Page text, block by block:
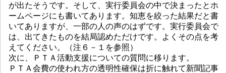
が出たそうです。そして、実行委員会の中で決まったとホ
ームページにも書いてあります。知恵を絞った結果だと書
いてありますが、一部の人の声のはずです。実行委員会で
は、出てきたものを結局認めただけです。よくその点を考
えてください。（注６－１を参照）
次に、ＰＴＡ活動支援についての質問に移ります。
ＰＴＡ会費の使われ方の透明性確保は折に触れて新聞記事